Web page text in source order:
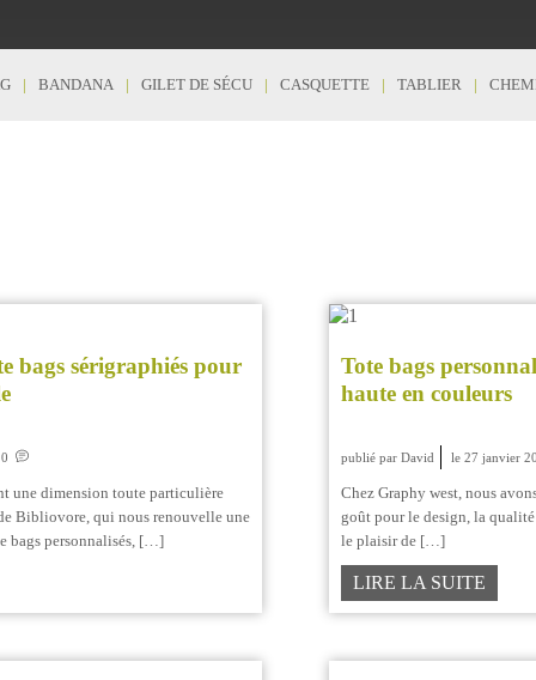
BANDANA GILET DE SÉCU CASQUETTE TABLIER
bags sérigraphiés pour
0
une dimension toute particulière
Bibliovore, qui nous renouvelle une
bags personnalisés, […]
Tote bags
haute en couleurs
publié par David le 27 janvier
Chez Graphy west, nous
goût pour le design, la qualité
le plaisir de […]
LIRE LA SUITE